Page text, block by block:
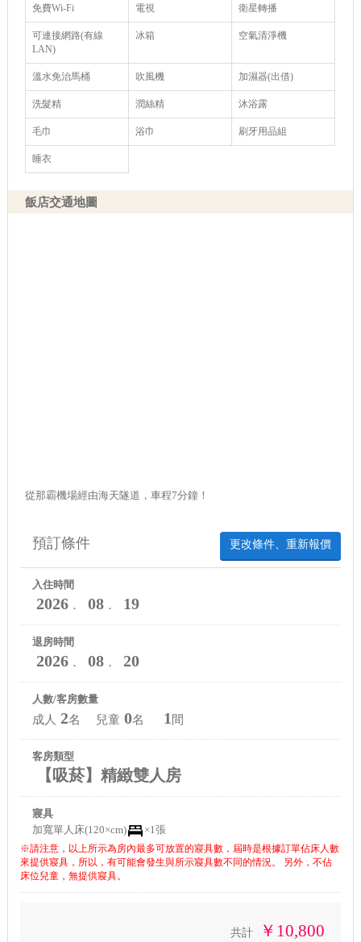
免費Wi-Fi 電視 衛星轉播
可連接網路(有線
LAN)
冰箱 空氣清淨機
溫水免治馬桶 吹風機 加濕器(出借)
洗髮精 潤絲精 沐浴露
毛巾 浴巾 刷牙用品組
睡衣
飯店交通地圖
從那霸機場經由海天隧道，車程7分鐘！
更改條件、重新報價
預訂條件
入住時間
2026． 08． 19
退房時間
2026． 08． 20
人數/客房數量
成人 2名 兒童 0名 1 間
客房類型
【吸菸】精緻雙人房
寢具
加寬單人床(120×cm)
×1張
※請注意，以上所示為房內最多可放置的寢具數，屆時是根據訂單佔床人數
來提供寢具，所以，有可能會發生與所示寢具數不同的情況。 另外，不佔
床位兒童，無提供寢具。
共計 ￥10,800